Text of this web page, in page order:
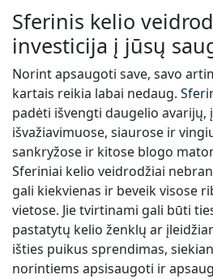
Sferinis kelio
investicija į jūsų
Norint apsaugoti save, savo
kartais reikia labai nedaug.
padėti išvengti daugelio avarijų,
išvažiavimuose, siaurose ir
sankryžose ir kitose blogo
Sferiniai kelio veidrodžiai
gali kiekvienas ir beveik visose
vietose. Jie tvirtinami gali būti
pastatytų kelio ženklų ar
išties puikus sprendimas,
norintiems apsisaugoti ir